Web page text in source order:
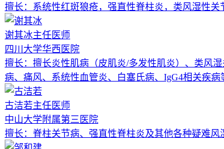
擅长： 系统性红斑狼疮，强直性脊柱炎，类风湿性关
谢其冰主任医师
四川大学华西医院
擅长： 擅长炎性肌病（皮肌炎/多发性肌炎）、类风
病、痛风、系统性血管炎、白塞氏病、IgG4相关疾
古洁若主任医师
中山大学附属第三医院
擅长： 脊柱关节病、强直性脊柱炎及其他各种疑难风